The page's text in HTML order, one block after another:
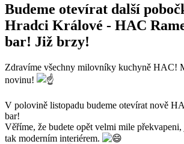
Budeme otevírat další
Hradci Králové - HAC
bar! Již brzy!
Zdravíme všechny milovníky kuchyně HAC!
novinu!
V polovině listopadu budeme otevírat nově
bar!
Věříme, že budete opět velmi mile
tak moderním interiérem.